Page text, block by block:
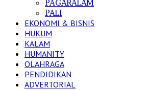
PAGARALAM
PALI
EKONOMI & BISNIS
HUKUM
KALAM
HUMANITY
OLAHRAGA
PENDIDIKAN
ADVERTORIAL